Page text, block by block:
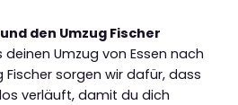
den Umzug Fischer
deinen Umzug von Essen nach
Fischer sorgen wir dafür, dass
verläuft, damit du dich